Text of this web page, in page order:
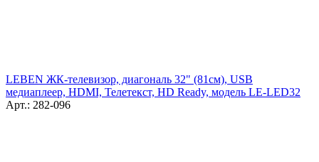
LEBEN ЖК-телевизор, диагональ 32" (81см), USB
медиаплеер, HDMI, Телетекст, HD Ready, модель LE-LED32
Арт.: 282-096